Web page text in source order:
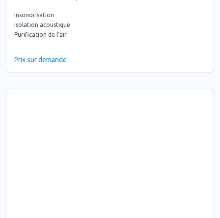
Insonorisation
Isolation acoustique
Purification de l’air
Prix sur demande